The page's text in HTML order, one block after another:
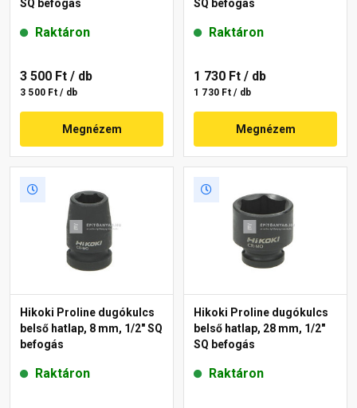
SQ befogás
Raktáron
3 500 Ft / db
3 500 Ft / db
Megnézem
SQ befogás
Raktáron
1 730 Ft / db
1 730 Ft / db
Megnézem
Hikoki Proline dugókulcs
belső hatlap, 8 mm, 1/2" SQ
befogás
Raktáron
Hikoki Proline dugókulcs
belső hatlap, 28 mm, 1/2"
SQ befogás
Raktáron